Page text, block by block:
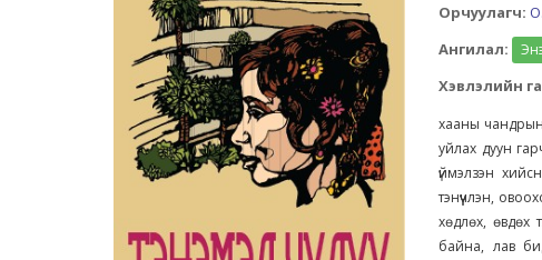
Орчуулагч:
Ангилал:
Хэвлэлийн
хааны чандрын
уйлах дуун
үймэлзэн
тэнүүчлэн,
хөдлөх, өвдөх
байна, лав